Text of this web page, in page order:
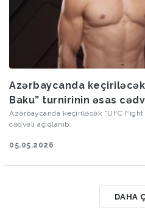
Azərbaycanda keçiriləcək
Baku” turnirinin əsas
Azərbaycanda keçiriləcək “UFC
cədvəli açıqlanıb.
05.05.2026
DAHA